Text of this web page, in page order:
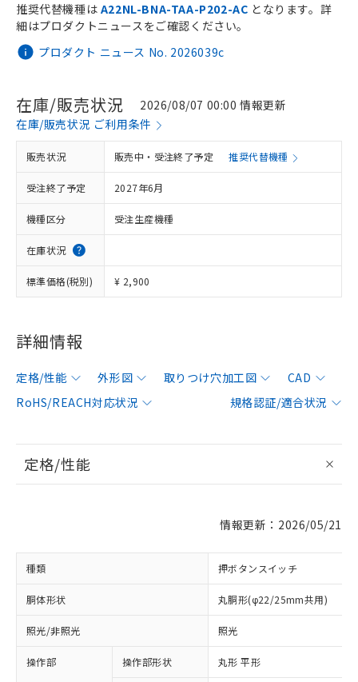
プロダクト ニュース No. 2026039c
推奨代替機種は A22NL-BNA-TAA-P202-AC となります。詳
細はプロダクトニュースをご確認ください。
在庫/販売状況
2026/08/07 00:00 情報更新
在庫/販売状況 ご利用条件
販売状況 販売中・受注終了予定 推奨代替機種
受注終了予定 2027年6月
機種区分 受注生産機種
在庫状況
標準価格(税別) ¥ 2,900
詳細情報
定格/性能 外形図 取りつけ穴加工図
CAD
RoHS/REACH対応状況
規格認証/適合状況
定格/性能
情報更新：2026/05/21
種類 押ボタンスイッチ
胴体形状 丸胴形(φ22/25mm共用)
照光/非照光 照光
操作部 操作部形状 丸形 平形